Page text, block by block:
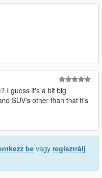
I guess it's a bit big
SUV's other than that it's
bevagy regisztrálj